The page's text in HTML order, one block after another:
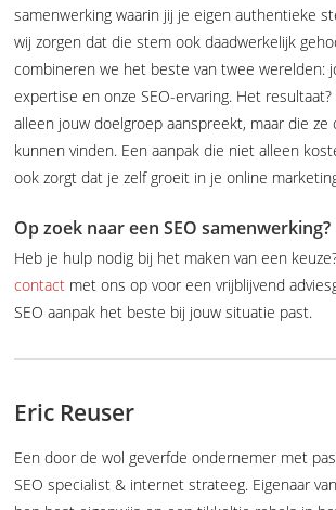
samenwerking waarin jij je eigen authentieke
wij zorgen dat die stem ook daadwerkelijk
combineren we het beste van twee werelden:
expertise en onze SEO-ervaring. Het
alleen jouw doelgroep aanspreekt, maar die ze
kunnen vinden. Een aanpak die niet alleen
ook zorgt dat je zelf groeit in je online
Op zoek naar een SEO samenwerking?
Heb je hulp nodig bij het maken van een
contact met ons op voor een vrijblijvend
SEO aanpak het beste bij jouw situatie past.
Eric Reuser
Een door de wol geverfde ondernemer met
SEO specialist & internet strateeg. Eigenaar